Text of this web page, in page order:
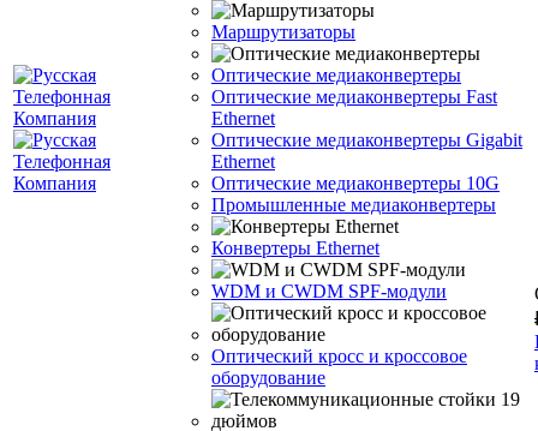
Маршрутизаторы
Оптические медиаконвертеры
Оптические медиаконвертеры Fast
Ethernet
Оптические медиаконвертеры Gigabit
Ethernet
Оптические медиаконвертеры 10G
Промышленные медиаконвертеры
Конвертеры Ethernet
WDM и CWDM SPF-модули
Оптический кросс и кроссовое
оборудование